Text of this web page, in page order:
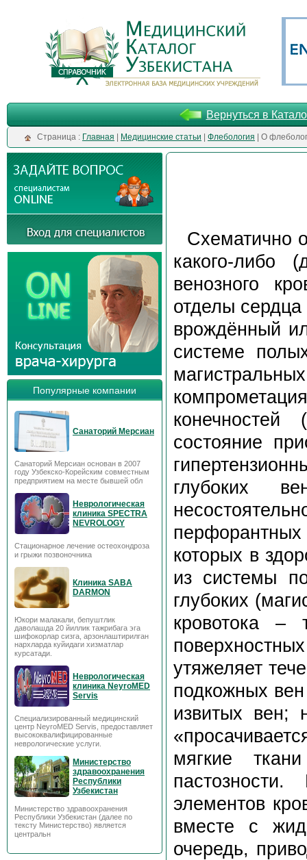
Вернуться в
Cтраница : Главная Медицинские статьи Флебология | О
Популярные компании
Санаторий Мерсиан
Санаторий Мерсиан основан в 2007
году Узбекско-Корейским совместным
предприятием на месте бывшей обл
Неврологическая
клиника SPECTRA
NEVROLOGY
Стационарное лечение остеохондроза
и грыжи позвоночника
Клиника SABA
DARMON
Юкори малакали, бепуштлик
даволашда 20 йиллик тажрибага эга
шифокорлар сизга, арзонлаштирилган
нархларда куйидаги хизматлар
курсатади.
Неврологическая
клиника NeyroMED
Servis
Специализированный медицинский
центр NeyroMED Servis, предоставляет
высококвалифицированные
неврологические услуги.
Министерство
здравоохранения
Республики
Узбекистан
Министерство здравоохранения
Республики Узбекистан (далее по
тексту Министерство) является
центральн
Схематично
какого-либо
венозного
отделы
врождённый
системе
состояние
глубоких
которых в
из системы
глубоких
кровотока
утяжеляет
подкожных
извитых вен;
мягкие
элементов
вместе с
очередь,